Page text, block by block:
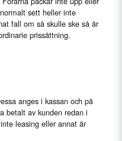
sett heller inte
fall om så skulle ske så är
prissättning.
anges i kassan och på
betalt av kunden redan i
leasing eller annat är